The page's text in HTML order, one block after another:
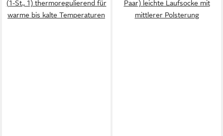
(1-St., 1) thermoregulierend für
warme bis kalte Temperaturen
Paar) leichte Laufsocke mit
mittlerer Polsterung